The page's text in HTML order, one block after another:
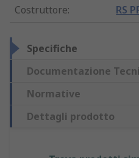
Costruttore: RS
Specifiche
Documentazione
Normative
Dettagli prodotto